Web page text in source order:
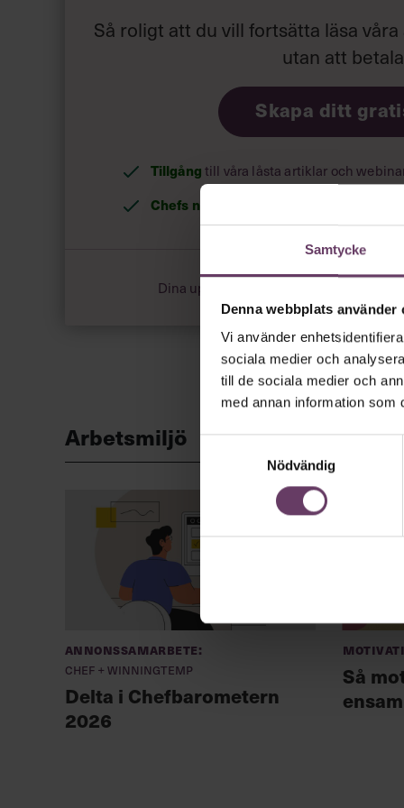
Samtycke
Denna webbplats använder
Vi använder
sociala medier och
till de sociala medier och
med annan information som
Nödvändig
Så roligt att du vill fortsätta läsa
utan att
Skapa ditt
Tillgångtill våra låsta artiklar och
Chefs nyhetsbrev
Dina uppgifter delas aldrig med tredje
Arbetsmiljö
Annonssamarbete:
Chef + Winningtemp
Delta i Chefbarometern
2026
Så